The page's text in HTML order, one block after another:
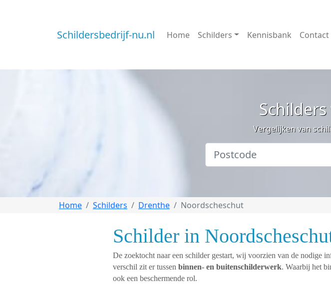
Schildersbedrijf-nu.nl Home Schilders Kennisbank Contact
Vergelijken van
Home Schilders Drenthe Noordscheschut
Schilder in
De zoektocht naar een schilder gestart, wij voorzien van de nodige
verschil zit er tussen binnen- en buitenschilderwerk. Waarbij het
ook een beschermende rol.